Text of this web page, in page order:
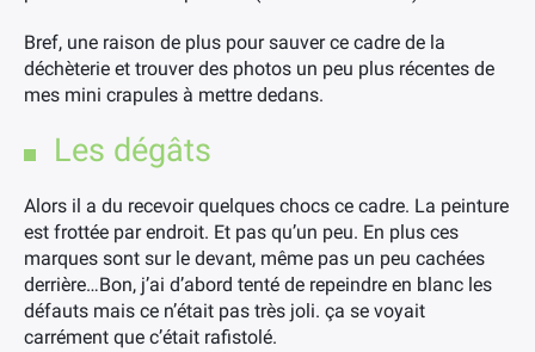
Bref, une raison de plus pour sauver ce cadre de la
déchèterie et trouver des photos un peu plus récentes de
mes mini crapules à mettre dedans.
Les dégâts
Alors il a du recevoir quelques chocs ce cadre. La peinture
est frottée par endroit. Et pas qu’un peu. En plus ces
marques sont sur le devant, même pas un peu cachées
derrière…Bon, j’ai d’abord tenté de repeindre en blanc les
défauts mais ce n’était pas très joli. ça se voyait
carrément que c’était rafistolé.